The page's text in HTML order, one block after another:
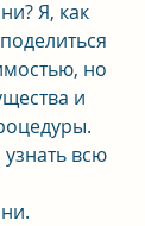
Я, как
но
и
всю